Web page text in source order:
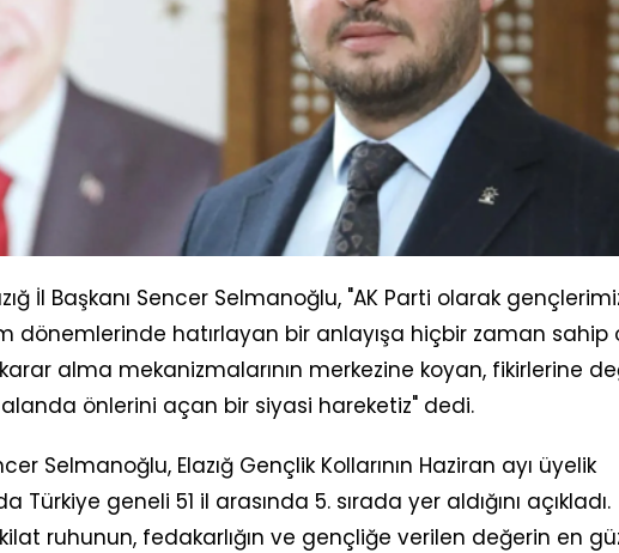
İl Başkanı Sencer Selmanoğlu, "AK Parti olarak
dönemlerinde hatırlayan bir anlayışa hiçbir zaman sahip
alma mekanizmalarının merkezine koyan, fikirlerine
önlerini açan bir siyasi hareketiz" dedi.
Selmanoğlu, Elazığ Gençlik Kollarının Haziran ayı üyelik
Türkiye geneli 51 il arasında 5. sırada yer aldığını açıkladı.
ruhunun, fedakarlığın ve gençliğe verilen değerin en